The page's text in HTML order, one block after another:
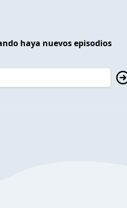
haya nuevos episodios